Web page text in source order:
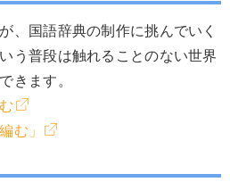
、国語辞典の制作に挑んでいく
う普段は触れることのない世界
きます。
む」